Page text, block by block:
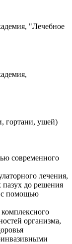
"Лечебное
гортани, ушей)
современного
лечения,
до решения
с помощью
организма,